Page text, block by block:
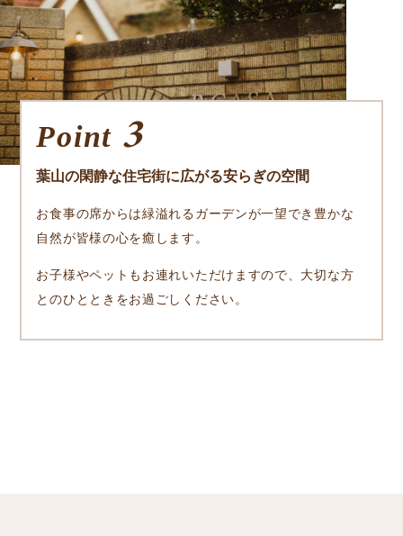
Point 3
葉山の閑静な住宅街に広がる安らぎの空間
お食事の席からは緑溢れるガーデンが一望でき豊かな
自然が皆様の心を癒します。
お子様やペットもお連れいただけますので、大切な方
とのひとときをお過ごしください。